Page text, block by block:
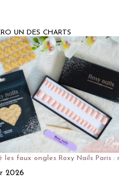
UN DES CHARTS
les faux ongles Roxy Nails Paris :
2026